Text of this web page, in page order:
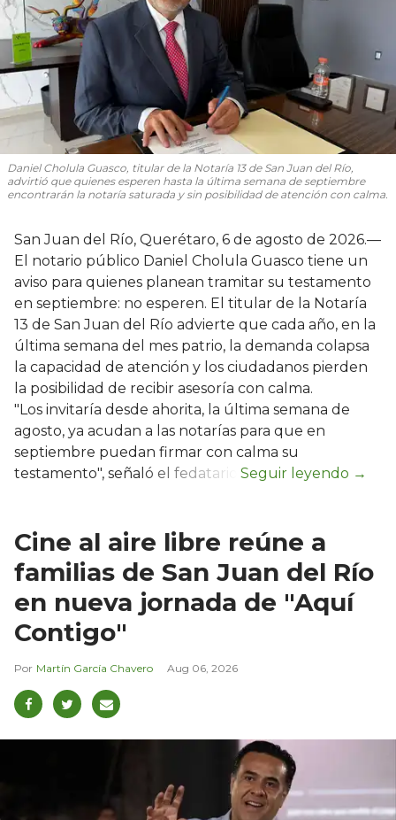
Daniel Cholula Guasco, titular de la Notaría 13 de San Juan del Río,
advirtió que quienes esperen hasta la última semana de septiembre
encontrarán la notaría saturada y sin posibilidad de atención con calma.
San Juan del Río, Querétaro, 6 de agosto de 2026.—
El notario público Daniel Cholula Guasco tiene un
aviso para quienes planean tramitar su testamento
en septiembre: no esperen. El titular de la Notaría
13 de San Juan del Río advierte que cada año, en la
última semana del mes patrio, la demanda colapsa
la capacidad de atención y los ciudadanos pierden
la posibilidad de recibir asesoría con calma.
"Los invitaría desde ahorita, la última semana de
agosto, ya acudan a las notarías para que en
septiembre puedan firmar con calma su
testamento", señaló el fedatario.
Cine al aire libre reúne a
familias de San Juan del Río
en nueva jornada de "Aquí
Contigo"
Martín García Chavero Aug 06, 2026